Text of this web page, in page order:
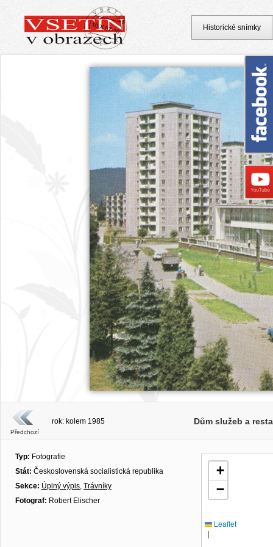
Předchozí
rok: kolem 1985 Dům služeb a
Typ: Fotografie
Stát: Československá socialistická republika
Sekce: Úplný výpis, Trávníky
Fotograf: Robert Elischer
+
−
Leaflet
|
Historické snímky